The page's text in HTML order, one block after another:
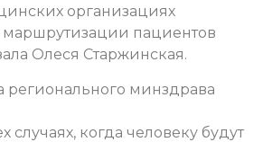
организациях
маршрутизации пациентов
Олеся Старжинская.
регионального минздрава
случаях, когда человеку будут